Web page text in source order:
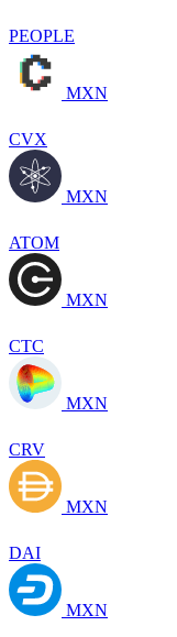
PEOPLE
MXN
CVX
MXN
ATOM
MXN
CTC
MXN
CRV
MXN
DAI
MXN